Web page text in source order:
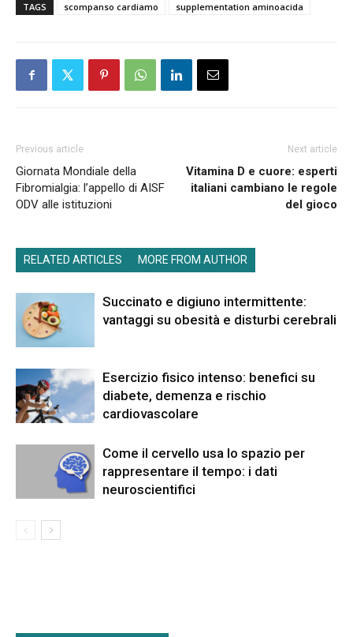
TAGS scompanso cardiamo supplementation aminoacida
Previous article
Giornata Mondiale della
Fibromialgia: l’appello di AISF
ODV alle istituzioni
Next article
Vitamina D e cuore: esperti
italiani cambiano le regole
del gioco
RELATED ARTICLES MORE FROM AUTHOR
Succinato e digiuno intermittente:
vantaggi su obesità e disturbi cerebrali
Esercizio fisico intenso: benefici su
diabete, demenza e rischio
cardiovascolare
Come il cervello usa lo spazio per
rappresentare il tempo: i dati
neuroscientifici